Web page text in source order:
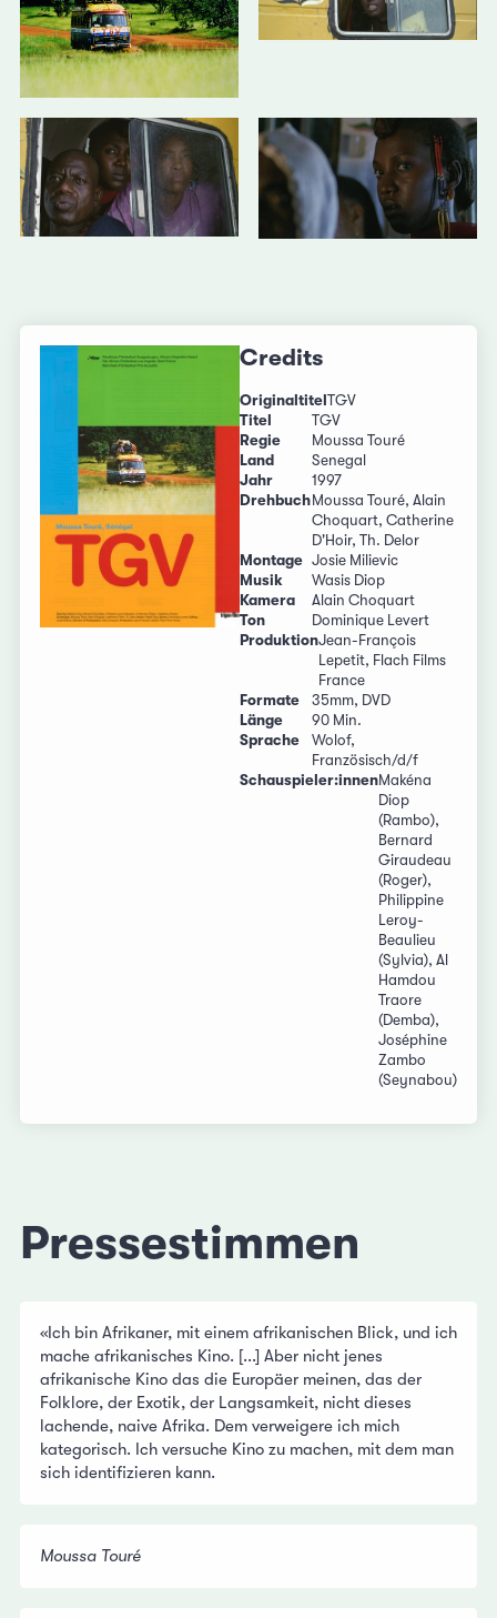
Credits
OriginaltitelTGV
Titel
TGV
Regie
Moussa Touré
Land
Senegal
Jahr
1997
DrehbuchMoussa Touré, Alain
Choquart, Catherine
D'Hoir, Th. Delor
Montage Josie Milievic
Musik
Wasis Diop
Kamera
Alain Choquart
Ton
Dominique Levert
ProduktionJean-François
Lepetit, Flach Films
France
Formate
35mm, DVD
Länge
90 Min.
Sprache
Wolof,
Französisch/d/f
Schauspieler:innenMakéna
Diop
(Rambo),
Bernard
Giraudeau
(Roger),
Philippine
Leroy-
Beaulieu
(Sylvia), Al
Hamdou
Traore
(Demba),
Joséphine
Zambo
(Seynabou)
Pressestimmen
«Ich bin Afrikaner, mit einem afrikanischen Blick, und ich
mache afrikanisches Kino. [...] Aber nicht jenes
afrikanische Kino das die Europäer meinen, das der
Folklore, der Exotik, der Langsamkeit, nicht dieses
lachende, naive Afrika. Dem verweigere ich mich
kategorisch. Ich versuche Kino zu machen, mit dem man
sich identifizieren kann.
Moussa Touré